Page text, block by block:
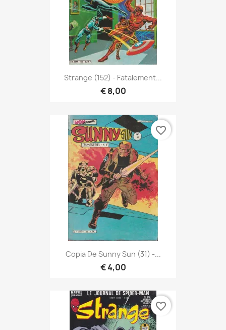
Strange (152) - Fatalement...
€ 8,00
Copia De Sunny Sun (31) -...
€ 4,00
favorite_border
favorite_border